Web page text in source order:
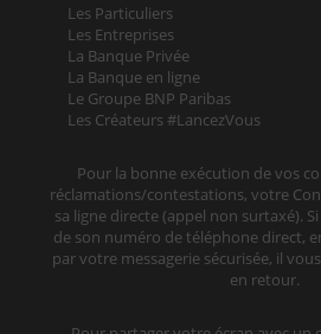
Les Particuliers
Les Entreprises
La Banque Privée
La Banque en ligne
Le Groupe BNP Paribas
Les Créateurs #LancezVous
Pour la bonne exécution de vos
réclamations/contestations, votre
sa ligne directe (appel non surtaxé).
de son numéro de téléphone direct,
par votre messagerie sécurisée, il
en retour.